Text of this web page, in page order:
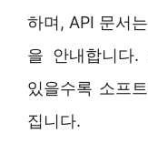
하며, API 문서
을 안내합니다.
있을수록 소프
집니다.